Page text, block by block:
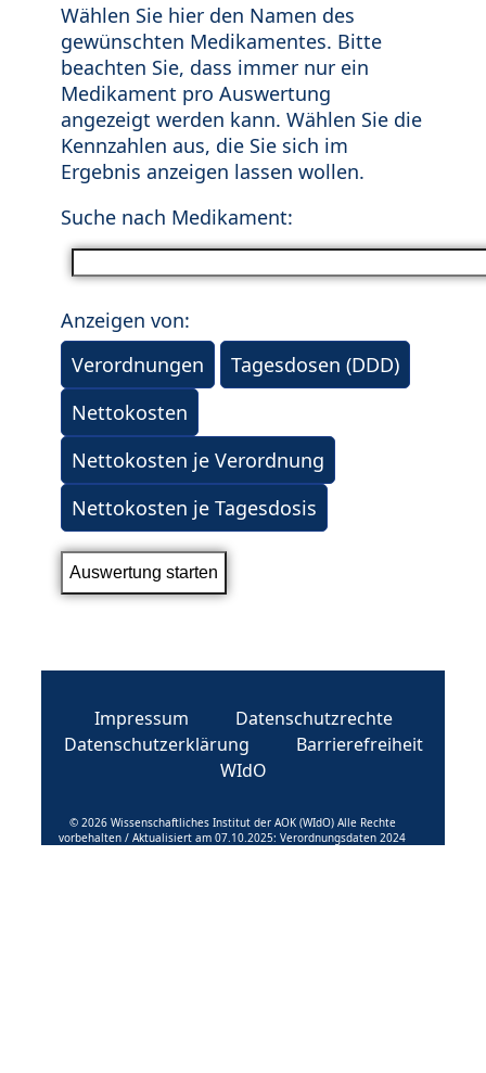
Wählen Sie hier den Namen des
gewünschten Medikamentes. Bitte
beachten Sie, dass immer nur ein
Medikament pro Auswertung
angezeigt werden kann. Wählen Sie die
Kennzahlen aus, die Sie sich im
Ergebnis anzeigen lassen wollen.
Suche nach Medikament:
Anzeigen von:
Verordnungen
Tagesdosen (DDD)
Nettokosten
Nettokosten je Verordnung
Nettokosten je Tagesdosis
Impressum
Datenschutzrechte
Datenschutzerklärung
Barrierefreiheit
WIdO
© 2026 Wissenschaftliches Institut der AOK (WIdO) Alle Rechte
vorbehalten / Aktualisiert am 07.10.2025: Verordnungsdaten 2024